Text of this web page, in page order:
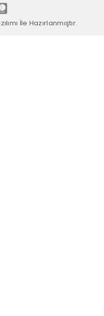
İle Hazırlanmıştır.